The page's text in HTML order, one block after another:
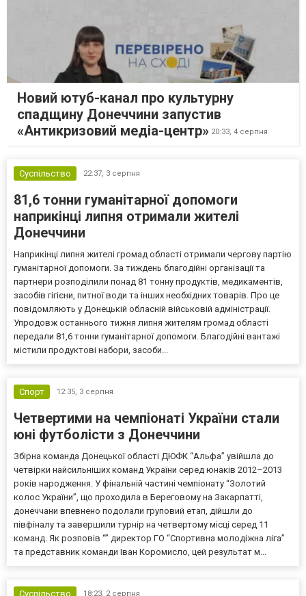
Новий ютуб-канал про культурну
спадщину Донеччини запустив
«Антикризовий медіа-центр» 20:33, 4 серпня
Суспільство 22:37, 3 серпня
81,6 тонни гуманітарної допомоги
наприкінці липня отримали жителі
Донеччини
Наприкінці липня жителі громад області отримали чергову партію
гуманітарної допомоги. За тиждень благодійні організації та
партнери розподілили понад 81 тонну продуктів, медикаментів,
засобів гігієни, питної води та інших необхідних товарів. Про це
повідомляють у Донецькій обласній військовій адміністрації.
Упродовж останнього тижня липня жителям громад області
передали 81,6 тонни гуманітарної допомоги. Благодійні вантажі
містили продуктові набори, засоби...
Спорт 12:35, 3 серпня
Четвертими на чемпіонаті України стали
юні футболісти з Донеччини
Збірна команда Донецької області ДЮФК “Альфа” увійшла до
четвірки найсильніших команд України серед юнаків 2012–2013
років народження. У фінальній частині чемпіонату “Золотий
колос України”, що проходила в Береговому на Закарпатті,
донеччани впевнено подолали груповий етап, дійшли до
півфіналу та завершили турнір на четвертому місці серед 11
команд. Як розповів “” директор ГО “Спортивна молодіжна ліга”
та представник команди Іван Коромисло, цей результат м...
Суспільство 18:23, 2 серпня